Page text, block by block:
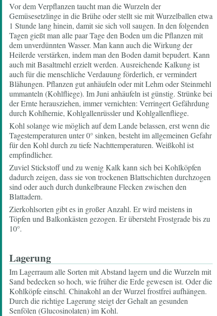
Vor dem Verpflanzen taucht man die Wurzeln der
Gemüsesetzlinge in die Brühe oder stellt sie mit Wurzelballen etwa
1 Stunde lang hinein, damit sie sich voll saugen. In den folgenden
Tagen gießt man alle paar Tage den Boden um die Pflanzen mit
dem unverdünnten Wasser. Man kann auch die Wirkung der
Heilerde verstärken, indem man den Boden damit bepudert. Kann
auch mit Basaltmehl erzielt werden. Ausreichende Kalkung ist
auch für die menschliche Verdauung förderlich, er vermindert
Blähungen. Pflanzen gut anhäufeln oder mit Lehm oder Steinmehl
ummanteln (Kohlfliege). Im Juni anhäufeln ist günstig. Strünke bei
der Ernte herausziehen, immer vernichten: Verringert Gefährdung
durch Kohlhernie, Kohlgallenrüssler und Kohlgallenfliege.
Kohl solange wie möglich auf dem Lande belassen, erst wenn die
Tagestemperaturen unter 0° sinken, besteht im allgemeinen Gefahr
für den Kohl durch zu tiefe Nachttemperaturen. Weißkohl ist
empfindlicher.
Zuviel Stickstoff und zu wenig Kalk kann sich bei Kohlköpfen
dadurch zeigen, dass sie von trockenen Blattschichten durchzogen
sind oder auch durch dunkelbraune Flecken zwischen den
Blattadern.
Zierkohlsorten gibt es in großer Anzahl. Er wird meistens in
Töpfen und Balkonkästen gezogen. Er übersteht Frostgrade bis zu
10°.
Lagerung
Im Lagerraum alle Sorten mit Abstand lagern und die Wurzeln mit
Sand bedecken so hoch, wie früher die Erde gewesen ist. Oder die
Kohlköpfe einschl. Chinakohl an der Wurzel frostfrei aufhängen.
Durch die richtige Lagerung steigt der Gehalt an gesunden
Senfölen (Glucosinolaten) im Kohl.